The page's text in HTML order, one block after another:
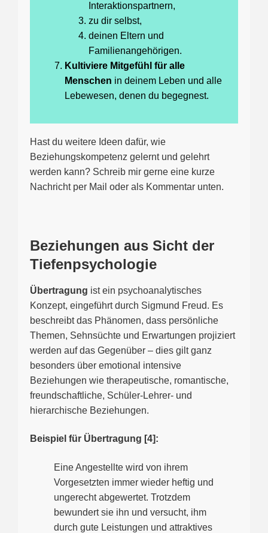
Interaktionspartnern,
zu dir selbst,
deinen Eltern und
Familienangehörigen.
Kultiviere Mitgefühl für alle
Menschen in deinem Leben und alle
Lebewesen, denen du begegnest.
Hast du weitere Ideen dafür, wie
Beziehungskompetenz gelernt und gelehrt
werden kann? Schreib mir gerne eine kurze
Nachricht per Mail oder als Kommentar unten.
Beziehungen aus Sicht der
Tiefenpsychologie
Übertragung ist ein psychoanalytisches
Konzept, eingeführt durch Sigmund Freud. Es
beschreibt das Phänomen, dass persönliche
Themen, Sehnsüchte und Erwartungen projiziert
werden auf das Gegenüber – dies gilt ganz
besonders über emotional intensive
Beziehungen wie therapeutische, romantische,
freundschaftliche, Schüler-Lehrer- und
hierarchische Beziehungen.
Beispiel für Übertragung [4]:
Eine Angestellte wird von ihrem
Vorgesetzten immer wieder heftig und
ungerecht abgewertet. Trotzdem
bewundert sie ihn und versucht, ihm
durch gute Leistungen und attraktives